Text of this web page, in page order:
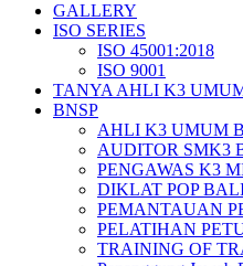
GALLERY
ISO SERIES
ISO 45001:2018
ISO 9001
TANYA AHLI K3
BNSP
AHLI K3 UMUM
AUDITOR SMK3
PENGAWAS K3
DIKLAT POP
PEMANTAUAN
PELATIHAN
TRAINING OF